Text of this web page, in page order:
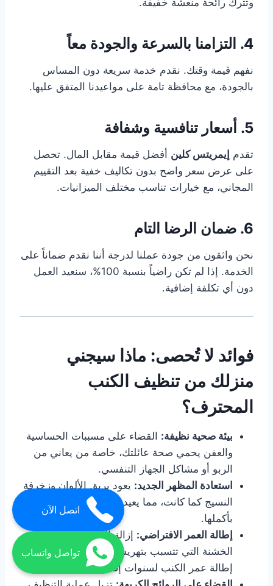
4. التزامنا بالسرعة والجودة معاً
نفهم قيمة وقتك. نقدم خدمة سريعة دون المساس
بالجودة، مع محافظة تامة على مواعيدنا المتفق عليها.
5. أسعار تنافسية وشفافة
تقدم إيمريتس كلين أفضل قيمة مقابل المال. تحصل
على عرض سعر واضح بدون تكاليف خفية بعد التقييم
المجاني، مع خيارات تناسب مختلف الميزانيات.
6. ضمان الرضا التام
نحن واثقون من جودة عملنا لدرجة أننا نقدم ضماناً على
الخدمة. إذا لم تكن راضياً بنسبة 100%، سنعيد العمل
دون أي تكلفة إضافية.
فوائد لا تُحصى: ماذا سيجني
منزلك من تنظيف الكنب
المحترف؟
بيئة صحية نظيفة: القضاء على مسببات الحساسية
والعفن يحمي صحة عائلتك، خاصة من يعاني من
الربو أو مشاكل الجهاز التنفسي.
استعادة المظهر الجديد: يعود بريق الألوان وزخرفة
النسيج كما كانت، مما يعيد الحيوية لغرفة المعيشة
بأكملها.
إطالة العمر الافتراضي: إزالة الأوساخ والحبيبات
الخشنة التي تتسبب بتهريش الألياف تؤدي إلى
إطالة عمر الكنب لسنوات إضافية.
اتصل الآن
تواصل واتساب